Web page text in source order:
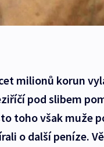
milionů korun
pod slibem
toho však muže
o další peníze.